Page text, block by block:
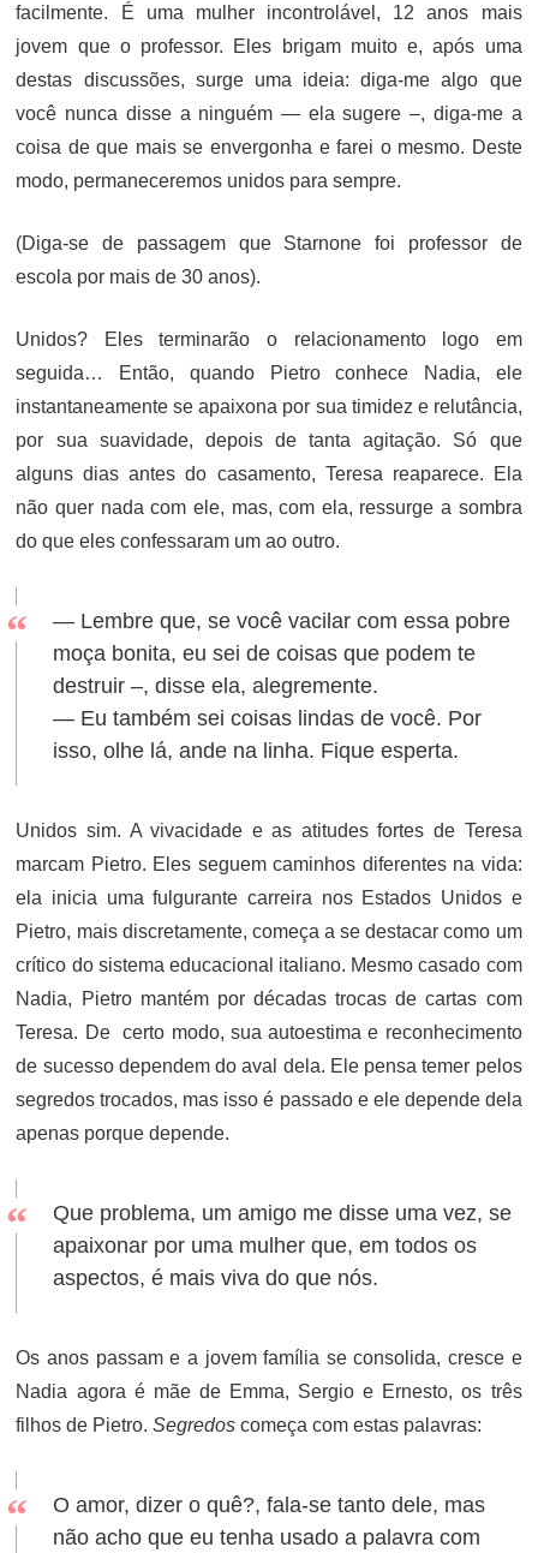
facilmente. É uma mulher incontrolável, 12 anos mais
jovem que o professor. Eles brigam muito e, após uma
destas discussões, surge uma ideia: diga-me algo que
você nunca disse a ninguém — ela sugere –, diga-me a
coisa de que mais se envergonha e farei o mesmo. Deste
modo, permaneceremos unidos para sempre.
(Diga-se de passagem que Starnone foi professor de
escola por mais de 30 anos).
Unidos? Eles terminarão o relacionamento logo em
seguida… Então, quando Pietro conhece Nadia, ele
instantaneamente se apaixona por sua timidez e relutância,
por sua suavidade, depois de tanta agitação. Só que
alguns dias antes do casamento, Teresa reaparece. Ela
não quer nada com ele, mas, com ela, ressurge a sombra
do que eles confessaram um ao outro.
— Lembre que, se você vacilar com essa pobre
moça bonita, eu sei de coisas que podem te
destruir –, disse ela, alegremente.
— Eu também sei coisas lindas de você. Por
isso, olhe lá, ande na linha. Fique esperta.
Unidos sim. A vivacidade e as atitudes fortes de Teresa
marcam Pietro. Eles seguem caminhos diferentes na vida:
ela inicia uma fulgurante carreira nos Estados Unidos e
Pietro, mais discretamente, começa a se destacar como um
crítico do sistema educacional italiano. Mesmo casado com
Nadia, Pietro mantém por décadas trocas de cartas com
Teresa. De certo modo, sua autoestima e reconhecimento
de sucesso dependem do aval dela. Ele pensa temer pelos
segredos trocados, mas isso é passado e ele depende dela
apenas porque depende.
Que problema, um amigo me disse uma vez, se
apaixonar por uma mulher que, em todos os
aspectos, é mais viva do que nós.
Os anos passam e a jovem família se consolida, cresce e
Nadia agora é mãe de Emma, ​​Sergio e Ernesto, os três
filhos de Pietro.Segredos começa com estas palavras:
O amor, dizer o quê?, fala-se tanto dele, mas
não acho que eu tenha usado a palavra com